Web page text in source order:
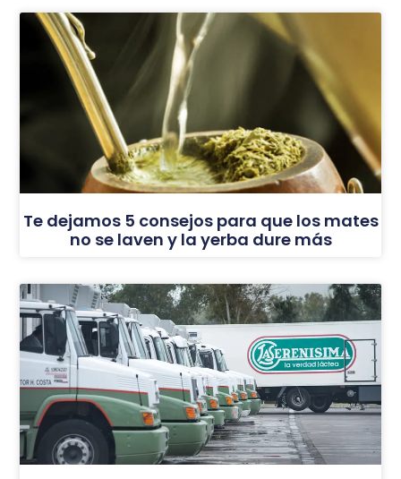
Te dejamos 5 consejos para que los mates
no se laven y la yerba dure más